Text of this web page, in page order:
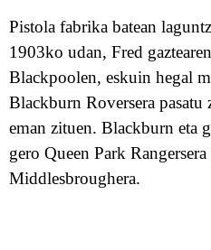
Pistola fabrika batean laguntz
1903ko udan, Fred gaztearen
Blackpoolen, eskuin hegal
Blackburn Roversera pasatu
eman zituen. Blackburn eta
gero Queen Park Rangersera
Middlesbroughera.